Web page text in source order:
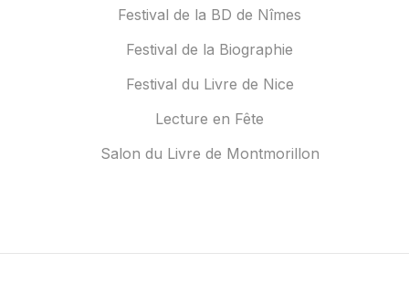
Festival de la BD de Nîmes
Festival de la Biographie
Festival du Livre de Nice
Lecture en Fête
Salon du Livre de Montmorillon